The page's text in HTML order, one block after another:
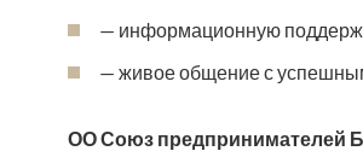
— информационную
— живое общение с
ОО Союз предпринимателей